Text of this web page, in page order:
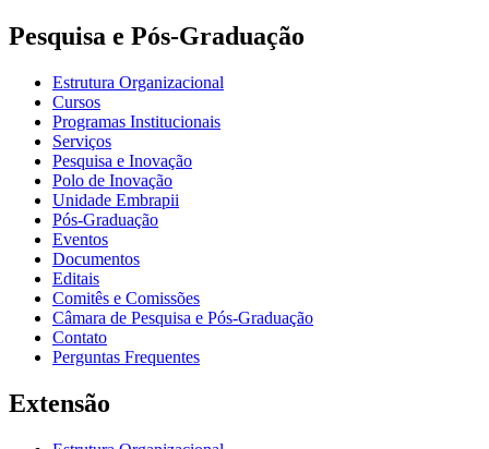
Pesquisa e Pós-Graduação
Estrutura Organizacional
Cursos
Programas Institucionais
Serviços
Pesquisa e Inovação
Polo de Inovação
Unidade Embrapii
Pós-Graduação
Eventos
Documentos
Editais
Comitês e Comissões
Câmara de Pesquisa e Pós-Graduação
Contato
Perguntas Frequentes
Extensão